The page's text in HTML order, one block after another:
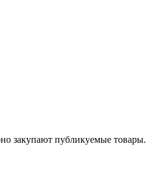
закупают публикуемые товары.